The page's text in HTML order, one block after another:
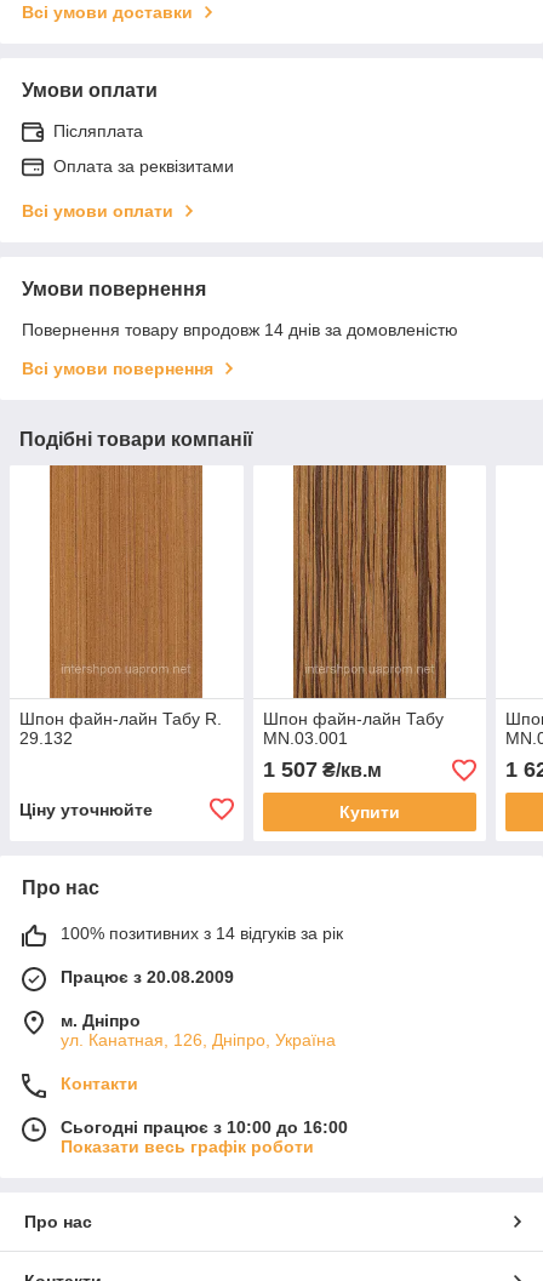
Всі умови доставки
Умови оплати
Післяплата
Оплата за реквізитами
Всі умови оплати
Умови повернення
Повернення товару впродовж 14 днів за домовленістю
Всі умови повернення
Подібні товари компанії
Шпон файн-лайн Табу R.
29.132
Ціну уточнюйте
Шпон файн-лайн Табу
MN.03.001
1 507₴/кв.м
Купити
1
Про нас
100% позитивних з 14 відгуків за рік
Працює з 20.08.2009
м. Дніпро
ул. Канатная, 126, Дніпро, Україна
Контакти
Сьогодні працює з 10:00 до 16:00
Показати весь графік роботи
Про нас